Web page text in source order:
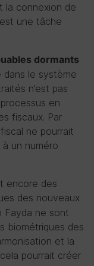
la connexion de
une tâche
dormants
dans le système
n’est pas
en
fiscaux. Par
ne pourrait
un numéro
encore des
des nouveaux
Fayda ne sont
biométriques des
et la
pourrait créer